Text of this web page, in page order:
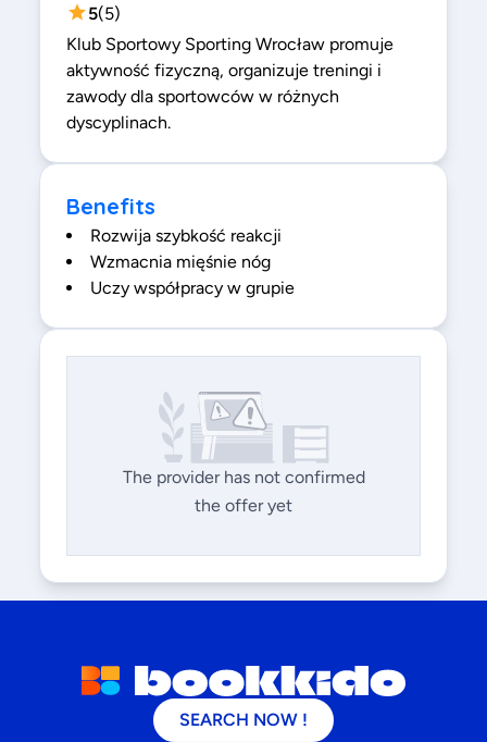
5(5)
Klub Sportowy Sporting Wrocław promuje
aktywność fizyczną, organizuje treningi i
zawody dla sportowców w różnych
dyscyplinach.
Benefits
Rozwija szybkość reakcji
Wzmacnia mięśnie nóg
Uczy współpracy w grupie
The provider has not confirmed
the offer yet
SEARCH NOW !